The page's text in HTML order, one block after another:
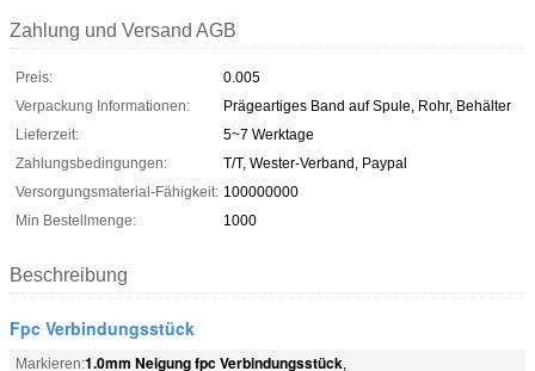
Zahlung und Versand AGB
Preis:
0.005
Verpackung Informationen:
Prägeartiges Band auf Spule, Rohr, Behälter
Lieferzeit:
5~7 Werktage
Zahlungsbedingungen:
T/T, Wester-Verband, Paypal
Versorgungsmaterial-Fähigkeit: 100000000
Min Bestellmenge:
1000
Beschreibung
Fpc Verbindungsstück
Markieren:1.0mm Neigung fpc Verbindungsstück,